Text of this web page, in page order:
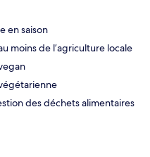
en saison
moins de l’agriculture locale
des déchets alimentaires